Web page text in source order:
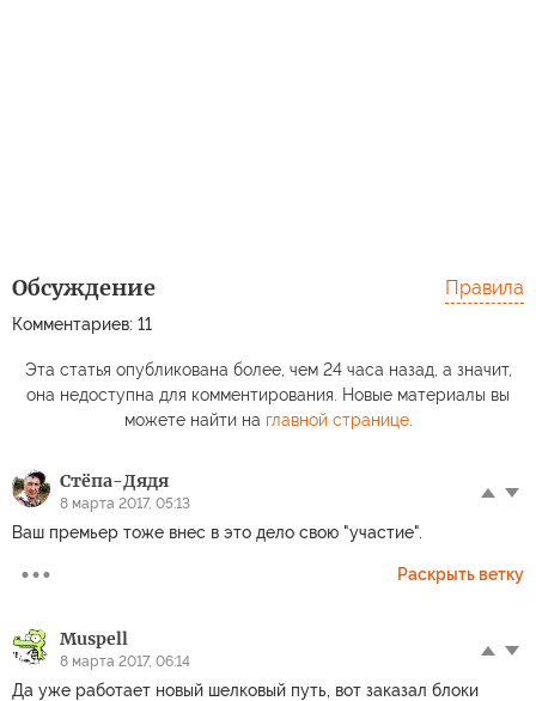
Обсуждение
Комментариев: 11
Правила
Эта статья опубликована более, чем 24 часа назад, а значит,
она недоступна для комментирования. Новые материалы вы
можете найти на главной странице.
Стёпа-Дядя
8 марта 2017, 05:13
Ваш премьер тоже внес в это дело свою "участие".
Раскрыть ветку
Muspell
8 марта 2017, 06:14
Да уже работает новый шелковый путь, вот заказал блоки